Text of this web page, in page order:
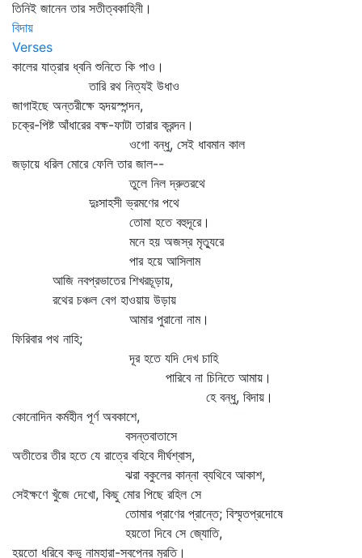
তিনিই জানেন তার সতীত্বকাহিনী।
বিদায়
Verses
কালের যাত্রার ধ্বনি শুনিতে কি পাও।
তারি রথ নিত্যই উধাও
জাগাইছে অন্তরীক্ষে হৃদয়স্পন্দন,
চক্রে-পিষ্ট আঁধারের বক্ষ-ফাটা তারার ক্রন্দন।
ওগো বন্ধু, সেই ধাবমান কাল
জড়ায়ে ধরিল মোরে ফেলি তার জাল--
তুলে নিল দ্রুতরথে
দুঃসাহসী ভ্রমণের পথে
তোমা হতে বহুদূরে।
মনে হয় অজস্র মৃত্যুরে
পার হয়ে আসিলাম
আজি নবপ্রভাতের শিখরচূড়ায়,
রথের চঞ্চল বেগ হাওয়ায় উড়ায়
আমার পুরানো নাম।
ফিরিবার পথ নাহি;
দূর হতে যদি দেখ চাহি
পারিবে না চিনিতে আমায়।
হে বন্ধু, বিদায়।
কোনোদিন কর্মহীন পূর্ণ অবকাশে,
বসন্তবাতাসে
অতীতের তীর হতে যে রাত্রে বহিবে দীর্ঘশ্বাস,
ঝরা বকুলের কান্না ব্যথিবে আকাশ,
সেইক্ষণে খুঁজে দেখো, কিছু মোর পিছে রহিল সে
তোমার প্রাণের প্রান্তে; বিস্মৃতপ্রদোষে
হয়তো দিবে সে জ্যোতি,
হয়তো ধরিবে কভু নামহারা-স্বপ্নের মুরতি।